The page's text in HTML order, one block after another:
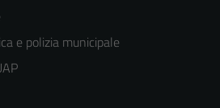
e polizia municipale
Questi cookie
non raccolgono